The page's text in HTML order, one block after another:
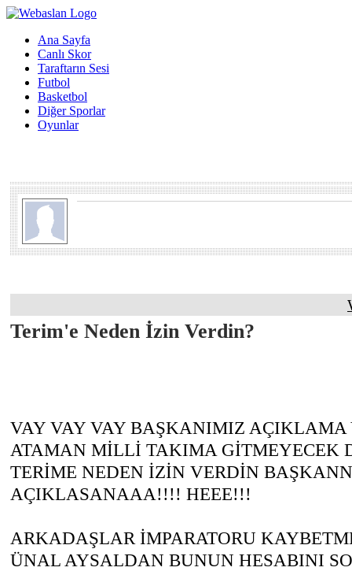
Ana Sayfa
Canlı Skor
Taraftarın Sesi
Futbol
Basketbol
Diğer Sporlar
Oyunlar
Terim'e Neden İzin Verdin?
VAY VAY VAY BAŞKANIMIZ AÇIKLAMA
ATAMAN MİLLİ TAKIMA GİTMEYECEK
TERİME NEDEN İZİN VERDİN
AÇIKLASANAAA!!!! HEEE!!!
ARKADAŞLAR İMPARATORU
ÜNAL AYSALDAN BUNUN HESABINI